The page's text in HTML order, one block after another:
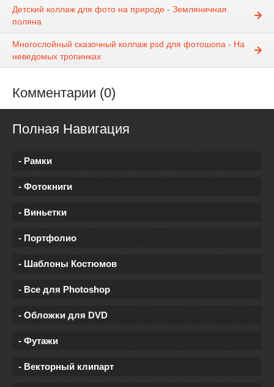
Детский коллаж для фото на природе - Земляничная
поляна
Многослойный сказочный коллаж psd для фотошопа - На
неведомых тропинках
Комментарии (0)
Полная Навигация
- Рамки
- Фотокниги
- Виньетки
- Портфолио
- Шаблоны Костюмов
- Все для Photoshop
- Обложки для DVD
- Футажи
- Векторный клипарт